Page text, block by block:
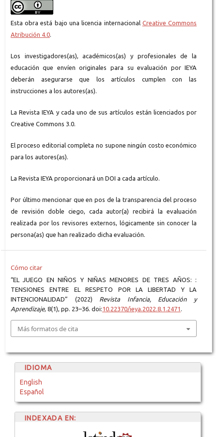
Esta obra está bajo una licencia internacional Creative Commons
Atribución 4.0.
Los investigadores(as), académicos(as) y profesionales de la
educación que envíen originales para su evaluación por IEYA
deberán asegurarse que los artículos cumplen con las
instrucciones a los autores(as).
La Revista IEYA y cada uno de sus artículos están licenciados por
Creative Commons 3.0.
El proceso editorial completa no supone ningún costo económico
para los autores(as).
La Revista IEYA proporcionará un DOI a cada artículo.
Por último mencionar que en pos de la transparencia del proceso
de revisión doble ciego, cada autor(a) recibirá la evaluación
realizada por los revisores externos, lógicamente sin conocer la
persona(as) que han realizado dicha evaluación.
Cómo citar
“EL JUEGO EN NIÑOS Y NIÑAS MENORES DE TRES AÑOS: :
TENSIONES ENTRE EL RESPETO POR LA LIBERTAD Y LA
INTENCIONALIDAD” (2022) Revista Infancia, Educación y
Aprendizaje, 8(1), pp. 23–36. doi:10.22370/ieya.2022.8.1.2471 .
Más formatos de cita
IDIOMA
English
Español
INDEXADA EN: